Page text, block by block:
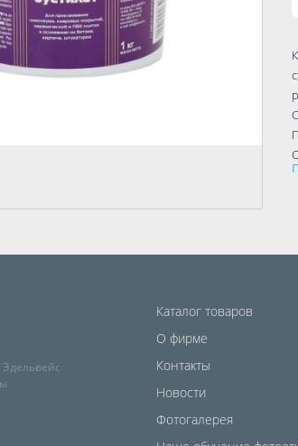
Каталог товаров
О фирме
Контакты
Новости
Фотогалерея